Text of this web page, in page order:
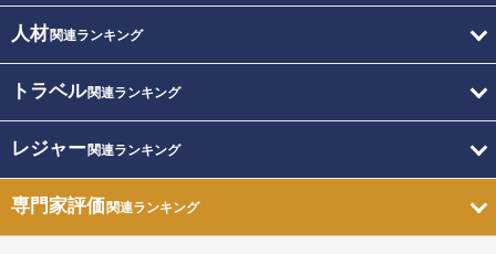
人材関連ランキング
トラベル関連ランキング
レジャー関連ランキング
専門家評価関連ランキング